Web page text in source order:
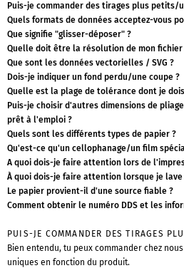
Puis-je commander des tirages plus petits/
Quels formats de données acceptez-vous
Que signifie "glisser-déposer" ?
Quelle doit être la résolution de mon fichier
Que sont les données vectorielles / SVG ?
Dois-je indiquer un fond perdu/une coupe ?
Quelle est la plage de tolérance dont je
Puis-je choisir d'autres dimensions de
prêt à l'emploi ?
Quels sont les différents types de papier ?
Qu'est-ce qu'un cellophanage/un film
A quoi dois-je faire attention lors de
À quoi dois-je faire attention lorsque je
Le papier provient-il d'une source fiable ?
Comment obtenir le numéro DDS et les
PUIS-JE COMMANDER DES TIRAGES
Bien entendu, tu peux commander chez
uniques en fonction du produit.